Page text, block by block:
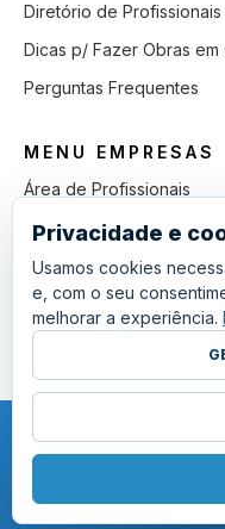
Diretório de Profissionais
Dicas p/ Fazer Obras em
Perguntas Frequentes
MENU EMPRESAS
Área de Profissionais
Como Funciona
Lista de Pedidos em
Como Ganhar mais Obras
Perguntas Frequentes
COPYRIGHT © 2011 - 2026
POLÍTICA
TERMOS E
Privacidade e
Usamos cookies
e, com o seu
melhorar a experiência.